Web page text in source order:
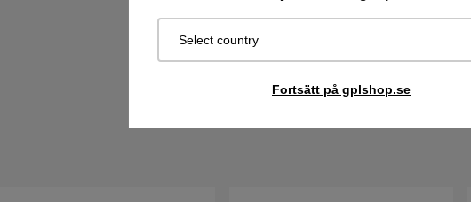
Select country
Fortsätt på gplshop.se
Vill du söka bland Husqvarna
att komma till